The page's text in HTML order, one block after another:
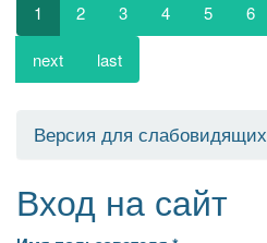
1 2 3 4 5 6
next last
Версия для слабовидящих
Вход на сайт